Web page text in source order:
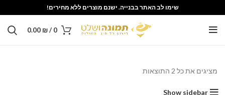
שימו לב האתר בבנייה. ישנם מוצרים ללא מחירים!
0
/
0.00 ₪
מציגים את כל ⁦2⁩ התוצאות
Show sidebar